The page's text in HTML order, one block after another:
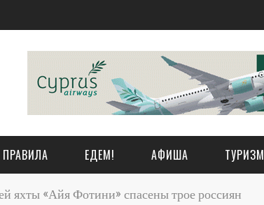
ПРАВИЛА ЕДЕМ! АФИША ТУРИЗМ
яхты «Айя Фотини» спасены трое россиян